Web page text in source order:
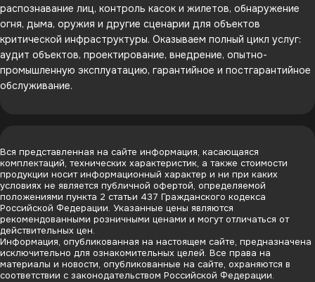
распознавание лиц, контроль касок и жилетов, обнаружение
огня, дыма, оружия и другие сценарии для объектов
критической инфраструктуры. Оказываем полный цикл услуг:
аудит объектов, проектирование, внедрение, опытно-
промышленную эксплуатацию, гарантийное и постгарантийное
обслуживание.
Вся представленная на сайте информация, касающаяся
комплектаций, технических характеристик, а также стоимости
продукции носит информационный характер и ни при каких
условиях не является публичной офертой, определяемой
положениями пункта 2 статьи 437 Гражданского кодекса
Российской Федерации. Указанные цены являются
рекомендованными розничными ценами и могут отличаться от
действительных цен.
Информация, опубликованная на настоящем сайте, предназначена
исключительно для ознакомительных целей. Все права на
материалы и новости, опубликованные на сайте, охраняются в
соответствии с законодательством Российской Федерации.